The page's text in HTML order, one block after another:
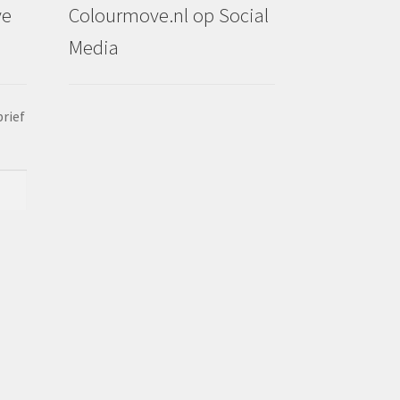
Colourmove.nl op Social
Media